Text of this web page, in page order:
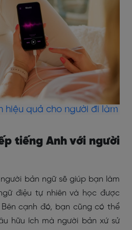
hiệu quả cho người đi làm
tiếng Anh với người
bản ngữ sẽ giúp bạn làm
điệu tự nhiên và học được
cạnh đó, bạn cũng có thể
hữu ích mà người bản xứ sử